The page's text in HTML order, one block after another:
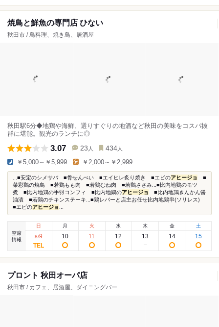
焼鳥と鮮魚の専門店 ひない
秋田市 / 鳥料理、焼き鳥、居酒屋
秋田駅6分◆地鶏や海鮮、選りすぐりの地酒など秋田の美味をコスパ抜
群に堪能。観光のランチに◎
3.07 23 人 434 人
￥5,000～￥5,999 ￥2,000～￥2,999
...■安定のシメサバ ■骨せんべい ■エイヒレ炙り焼き ■エビのアヒージョ
■
菜彩鶏の焼鳥 ■若鶏もも肉 ■若鶏むね肉 ■若鶏ささみ...■比内地鶏のモツ
煮 ■比内地鶏の手羽コンフィ ■比内地鷄のアヒージョ
■比内地鶏きんかん醤
油漬 ■若鶏のチキンステーキ...■鶏レバーと店主お任せ比内地鶏串(ソリレス)
■エビのアヒージョ
空席
情報
日
8/9
月
10
火
11
水
12
木
13
金
14
土
15
プロント 秋田オーパ店
秋田市 / カフェ、居酒屋、ダイニングバー